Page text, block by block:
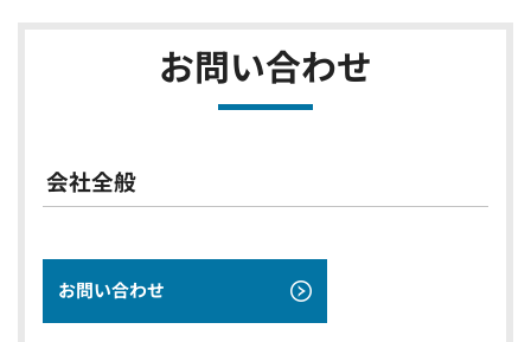
お問い合わせ
会社全般
お問い合わせ